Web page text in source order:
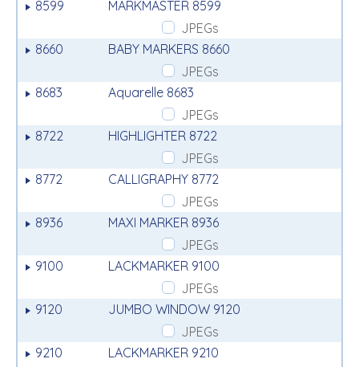
8599
MARKMASTER 8599
JPEGs
8660
BABY MARKERS 8660
JPEGs
8683
Aquarelle 8683
JPEGs
8722
HIGHLIGHTER 8722
JPEGs
8772
CALLIGRAPHY 8772
JPEGs
8936
MAXI MARKER 8936
JPEGs
9100
LACKMARKER 9100
JPEGs
9120
JUMBO WINDOW 9120
JPEGs
9210
LACKMARKER 9210